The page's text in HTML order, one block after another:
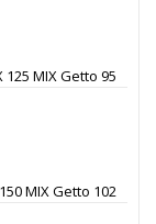
MIX Getto 95
MIX Getto 102